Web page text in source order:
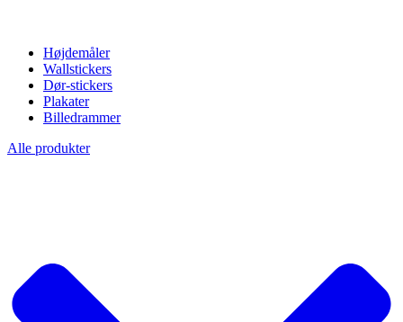
Højdemåler
Wallstickers
Dør-stickers
Plakater
Billedrammer
Alle produkter